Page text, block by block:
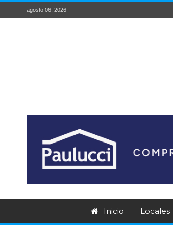
agosto 06, 2026
Inicio Locales